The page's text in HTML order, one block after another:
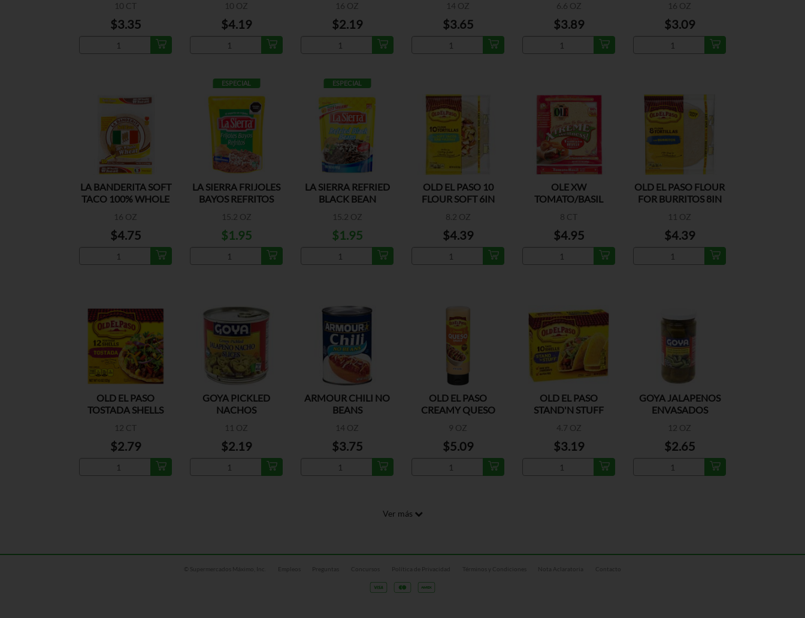
10 CT
$3.35
10 OZ
$4.19
16 OZ
$2.19
14 OZ
$3.65
6.6 OZ
$3.89
16 OZ
$3.09
LA BANDERITA SOFT
TACO 100% WHOLE
16 OZ
$4.75
ESPECIAL
LA SIERRA FRIJOLES
BAYOS REFRITOS
15.2 OZ
$1.95
ESPECIAL
LA SIERRA REFRIED
BLACK BEAN
15.2 OZ
$1.95
OLD EL PASO 10
FLOUR SOFT 6IN
8.2 OZ
$4.39
OLE XW
TOMATO/BASIL
8 CT
$4.95
OLD EL PASO FLOUR
FOR BURRITOS 8IN
11 OZ
$4.39
OLD EL PASO
TOSTADA SHELLS
12 CT
$2.79
GOYA PICKLED
NACHOS
11 OZ
$2.19
ARMOUR CHILI NO
BEANS
14 OZ
$3.75
OLD EL PASO
CREAMY QUESO
9 OZ
$5.09
OLD EL PASO
STAND'N STUFF
4.7 OZ
$3.19
GOYA JALAPENOS
ENVASADOS
12 OZ
$2.65
Ver más
© Supermercados Máximo, Inc. Empleos Preguntas Política de Privacidad Nota Aclaratoria Contacto